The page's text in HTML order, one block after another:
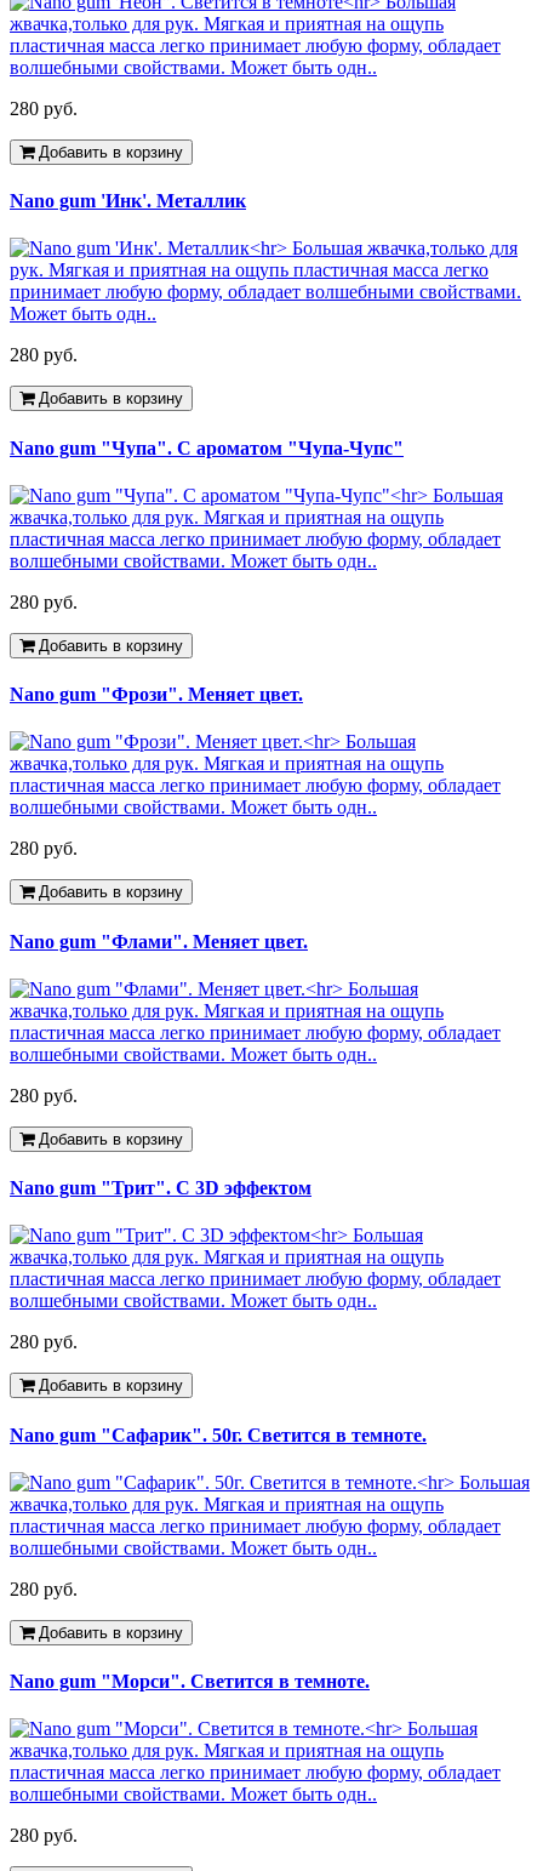
280 руб.
Добавить в корзину
Nano gum 'Инк'. Металлик
280 руб.
Добавить в корзину
Nano gum "Чупа". С ароматом "Чупа-Чупс"
280 руб.
Добавить в корзину
Nano gum "Фрози". Меняет цвет.
280 руб.
Добавить в корзину
Nano gum "Флами". Меняет цвет.
280 руб.
Добавить в корзину
Nano gum "Трит". С 3D эффектом
280 руб.
Добавить в корзину
Nano gum "Сафарик". 50г. Светится в темноте.
280 руб.
Добавить в корзину
Nano gum "Морси". Светится в темноте.
280 руб.